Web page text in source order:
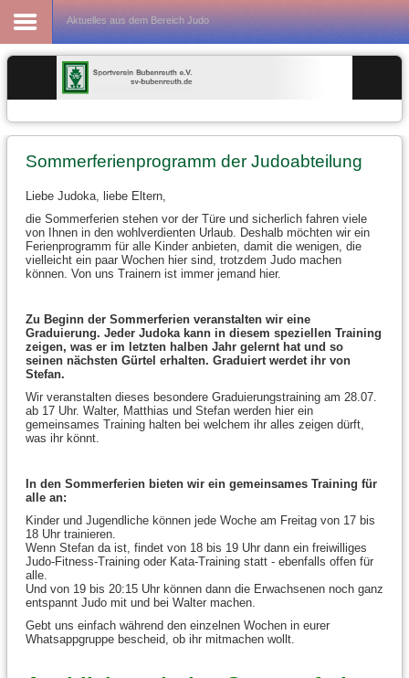
Aktuelles aus dem Bereich Judo
Fußball
Sommerferienprogramm der Judoabteilung
Liebe Judoka, liebe Eltern,
die Sommerferien stehen vor der Türe und sicherlich fahren viele
von Ihnen in den wohlverdienten Urlaub. Deshalb möchten wir ein
Ferienprogramm für alle Kinder anbieten, damit die wenigen, die
vielleicht ein paar Wochen hier sind, trotzdem Judo machen
können. Von uns Trainern ist immer jemand hier.
Zu Beginn der Sommerferien veranstalten wir eine
Graduierung. Jeder Judoka kann in diesem speziellen Training
zeigen, was er im letzten halben Jahr gelernt hat und so
seinen nächsten Gürtel erhalten. Graduiert werdet ihr von
Stefan.
Wir veranstalten dieses besondere Graduierungstraining am 28.07.
ab 17 Uhr. Walter, Matthias und Stefan werden hier ein
gemeinsames Training halten bei welchem ihr alles zeigen dürft,
was ihr könnt.
In den Sommerferien bieten wir ein gemeinsames Training für
alle an:
Kinder und Jugendliche können jede Woche am Freitag von 17 bis
18 Uhr trainieren.
Wenn Stefan da ist, findet von 18 bis 19 Uhr dann ein freiwilliges
Judo-Fitness-Training oder Kata-Training statt - ebenfalls offen für
alle.
Und von 19 bis 20:15 Uhr können dann die Erwachsenen noch ganz
entspannt Judo mit und bei Walter machen.
Gebt uns einfach während den einzelnen Wochen in eurer
Whatsappgruppe bescheid, ob ihr mitmachen wollt.